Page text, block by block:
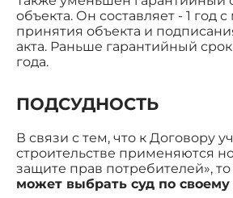
объекта. Он составляет - 1 год
принятия объекта и
акта. Раньше гарантийный срок
года.
ПОДСУДНОСТЬ
В связи с тем, что к Договору
строительстве применяются
защите прав потребителей», то
может выбрать суд по